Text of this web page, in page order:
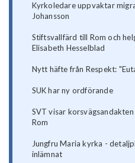
Kyrkoledare uppvaktar
Johansson
Stiftsvallfärd till Rom och
Elisabeth Hesselblad
Nytt häfte från Respekt:
SUK har ny ordförande
SVT visar
Rom
Jungfru Maria kyrka -
inlämnat